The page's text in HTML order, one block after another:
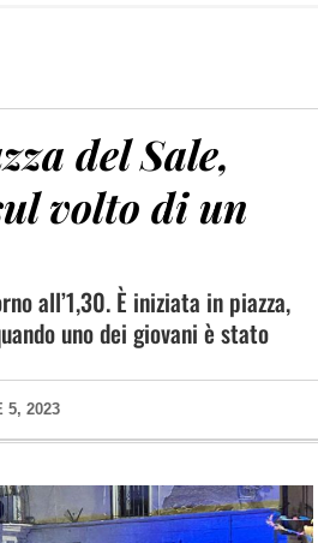
del Sale,
volto di un
all’1,30. È iniziata in piazza,
uno dei giovani è stato
5, 2023